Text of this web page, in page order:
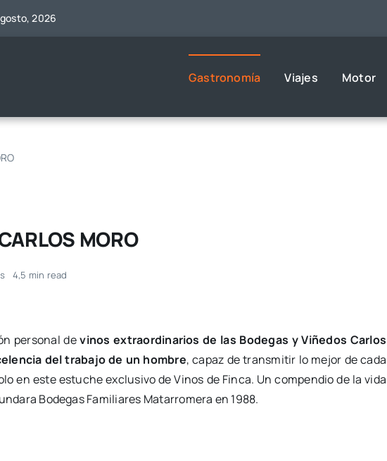
2026
Gastronomía Viajes Motor
MORO
4,5 min read
personal devinos extraordinarios de las Bodegas y Viñedos Carlos
del trabajo de un hombre, capaz de transmitir lo mejor de cada
en este estuche exclusivo de Vinos de Finca. Un compendio de la vida
Bodegas Familiares Matarromera en 1988.